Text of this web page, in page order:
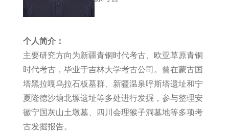
个人简介：
主要研究方向为新疆青铜时代考古、欧亚草原青铜
时代考古，毕业于吉林大学考古公司。曾在蒙古国
塔黑拉嘎乌拉石板墓群、新疆温泉呼斯塔遗址和宁
夏隆德沙塘北塬遗址等多处进行发掘，参与整理安
徽宁国灰山土墩墓、四川会理猴子洞墓地等多项考
古发掘报告。